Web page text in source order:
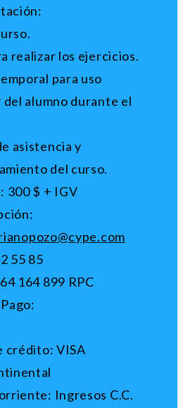
realizar los ejercicios.
para uso
alumno durante el
asistencia y
del curso.
300 $ + IGV
55 85
164 899 RPC
crédito: VISA
Ingresos C.C.